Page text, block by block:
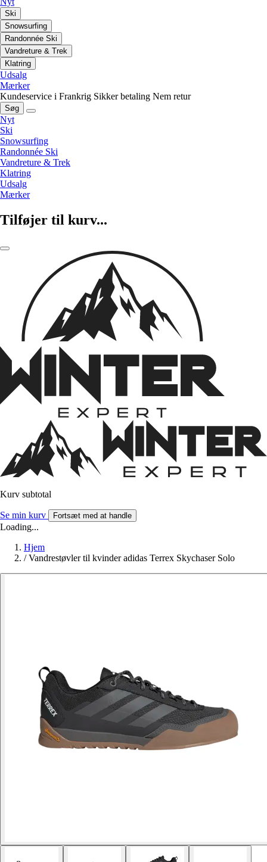
Ski
Snowsurfing
Randonnée Ski
Vandreture & Trek
Klatring
Udsalg
Mærker
Kundeservice i Frankrig Sikker betaling Nem retur
Søg
Nyt
Ski
Snowsurfing
Randonnée Ski
Vandreture & Trek
Klatring
Udsalg
Mærker
Tilføjer til kurv...
Kurv subtotal
Se min kurv Fortsæt med at handle
Loading...
Hjem
/ Vandrestøvler til kvinder adidas Terrex Skychaser Solo